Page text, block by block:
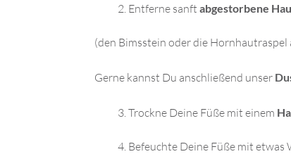
Entferne sanft abgestorbene
(den Bimsstein oder die
Gerne kannst Du anschließend unser
Trockne Deine Füße mit einem
Befeuchte Deine Füße mit etwas